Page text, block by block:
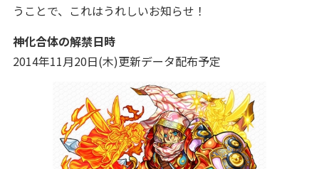
うことで、これはうれしいお知らせ！
神化合体の解禁日時
2014年11月20日(木)更新データ配布予定